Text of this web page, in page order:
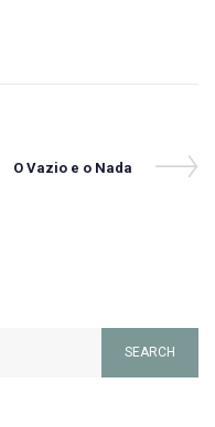
Next
O Vazio e o Nada
SEARCH